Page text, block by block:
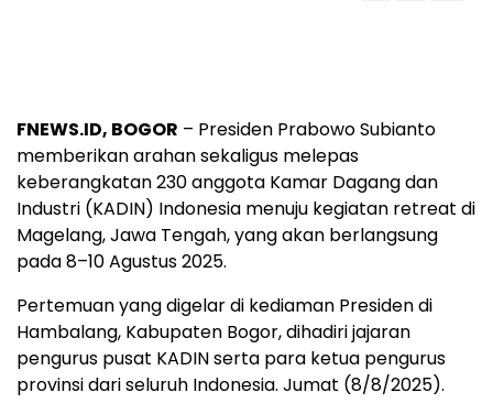
FNEWS.ID, BOGOR – Presiden Prabowo Subianto
memberikan arahan sekaligus melepas
keberangkatan 230 anggota Kamar Dagang dan
Industri (KADIN) Indonesia menuju kegiatan retreat di
Magelang, Jawa Tengah, yang akan berlangsung
pada 8–10 Agustus 2025.
Pertemuan yang digelar di kediaman Presiden di
Hambalang, Kabupaten Bogor, dihadiri jajaran
pengurus pusat KADIN serta para ketua pengurus
provinsi dari seluruh Indonesia. Jumat (8/8/2025).